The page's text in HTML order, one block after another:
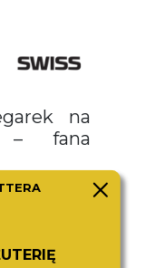
na
– fana
dobrze
na